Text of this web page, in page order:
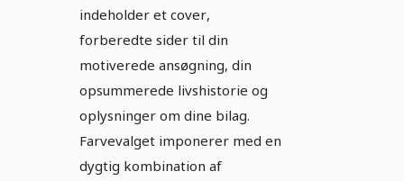
indeholder et cover,
forberedte sider til din
motiverede ansøgning, din
opsummerede livshistorie og
oplysninger om dine bilag.
Farvevalget imponerer med en
dygtig kombination af